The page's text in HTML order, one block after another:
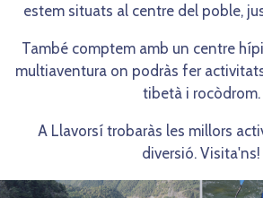
estem situats al centre del poble,
També comptem amb un centre
multiaventura on podràs fer
tibetà i rocòdrom.
A Llavorsí trobaràs les millors
diversió. Visita'ns!